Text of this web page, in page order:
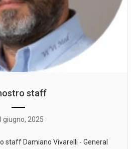
staff
giugno, 2025
staff Damiano Vivarelli - General